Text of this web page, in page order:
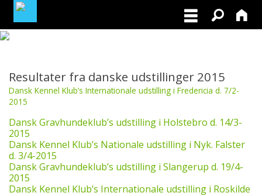
BLIV MEDLEM
NORDISK MESTERSKAB I VILDTSPOR 2026
OPRET GRATIS ANNONCE PÅ
OPDRÆTTERVEJVISEREN
VIL DU BETÆNKE DGK MED EN ARV
Resultater fra danske udstillinger 2015
Dansk Kennel Klub’s Internationale udstilling i Fredericia d. 7/2-
2015
Dansk Gravhundeklub’s udstilling i Holstebro d. 14/3-
2015
Dansk Kennel Klub’s Nationale udstilling i Nyk. Falster
d. 3/4-2015
Dansk Gravhundeklub’s udstilling i Slangerup d. 19/4-
2015
Dansk Kennel Klub’s Internationale udstilling i Roskilde